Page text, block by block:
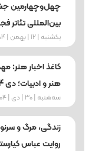
چهل‌وچهارمین
بین‌المللی تئاتر
یکشنبه | 12 | بهمن | 1404
کاغذ اخبار هنر:
هنر و ادبیات؛ دی 1404
ﺳﻪشنبه | 30 | دی | 1404
زندگی، مرگ و
روایت عباس